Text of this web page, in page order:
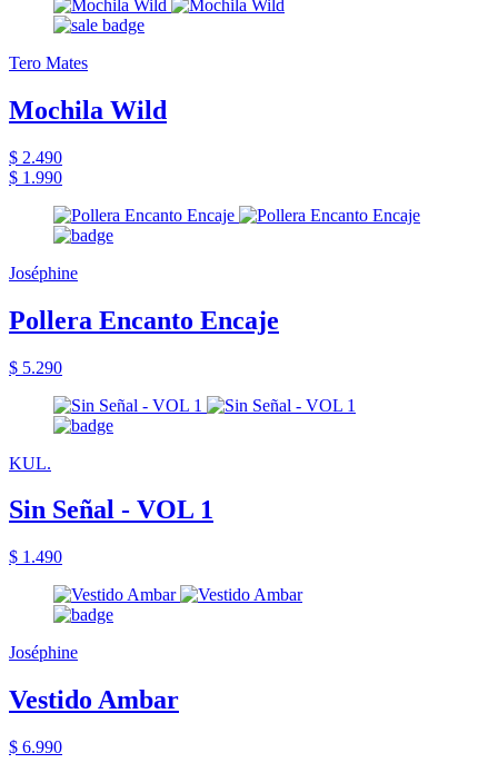
Tero Mates
Mochila Wild
$ 2.490
$ 1.990
Joséphine
Pollera Encanto Encaje
$ 5.290
KUL.
Sin Señal - VOL 1
$ 1.490
Joséphine
Vestido Ambar
$ 6.990